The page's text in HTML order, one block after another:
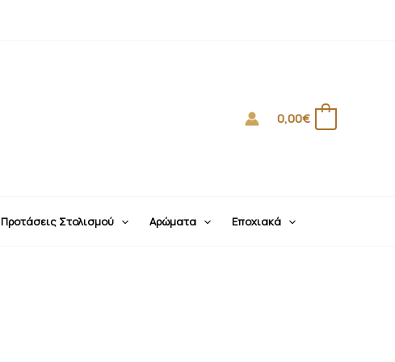
0,00€
Προτάσεις Στολισμού Αρώματα Εποχιακά